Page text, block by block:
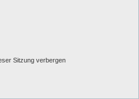
Sitzung verbergen